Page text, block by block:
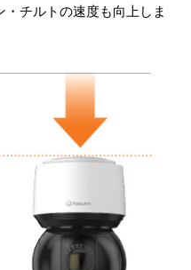
チルトの速度も向上しま